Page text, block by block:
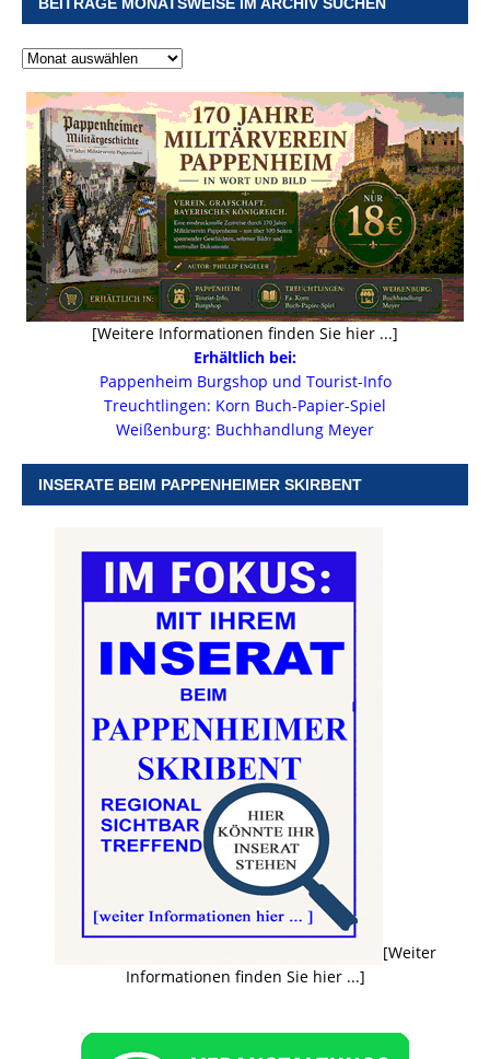
[Weitere Informationen finden Sie hier ...]
Erhältlich bei:
Pappenheim Burgshop und Tourist-Info
Treuchtlingen: Korn Buch-Papier-Spiel
Weißenburg: Buchhandlung Meyer
INSERATE BEIM PAPPENHEIMER SKIRBENT
[Weiter
Informationen finden Sie hier ...]